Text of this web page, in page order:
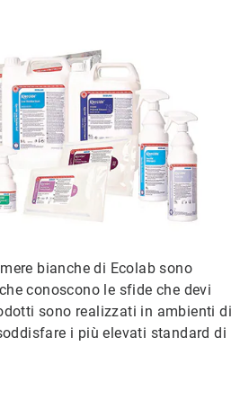
bianche di Ecolab sono
conoscono le sfide che devi
sono realizzati in ambienti di
i più elevati standard di